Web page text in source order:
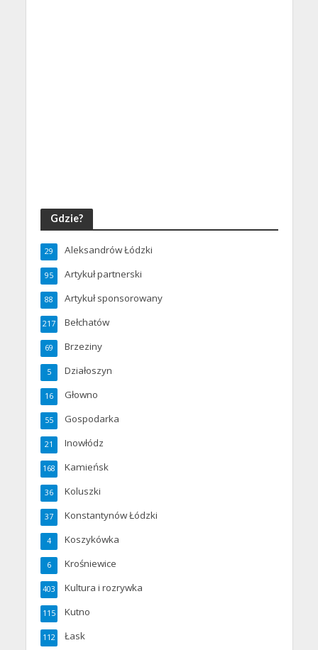
Gdzie?
Aleksandrów Łódzki
29
Artykuł partnerski
95
Artykuł sponsorowany
88
Bełchatów
217
Brzeziny
69
Działoszyn
5
Głowno
16
Gospodarka
55
Inowłódz
21
Kamieńsk
168
Koluszki
36
Konstantynów Łódzki
37
Koszykówka
4
Krośniewice
6
Kultura i rozrywka
403
Kutno
115
Łask
112